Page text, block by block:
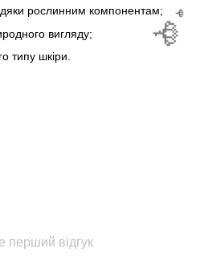
рослинним компонентам;
вигляду;
типу шкіри.
перший відгук